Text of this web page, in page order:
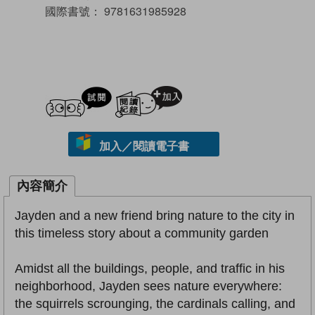
國際書號： 9781631985928
試閲
加入／閱讀電子書
內容簡介
Jayden and a new friend bring nature to the city in
this timeless story about a community garden
Amidst all the buildings, people, and traffic in his
neighborhood, Jayden sees nature everywhere:
the squirrels scrounging, the cardinals calling, and